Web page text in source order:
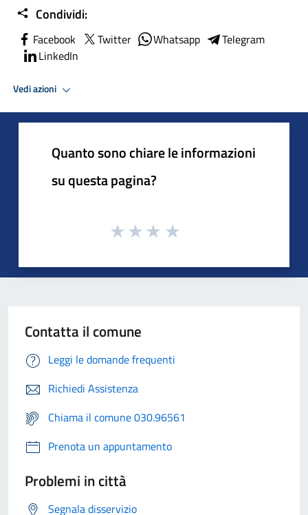
Condividi:
Facebook Twitter Whatsapp
Telegram
LinkedIn
Vedi azioni
Quanto sono chiare le informazioni
su questa pagina?
Contatta il comune
Leggi le domande frequenti
Richiedi Assistenza
Chiama il comune 030.96561
Prenota un appuntamento
Problemi in città
Segnala disservizio